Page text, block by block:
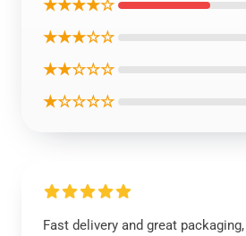
★★★★☆
★★★☆☆
★★☆☆☆
★☆☆☆☆
Fast delivery and great